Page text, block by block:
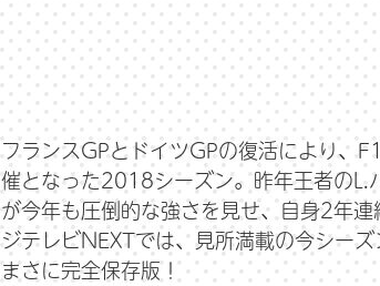
フランスGPとドイツGPの復活により、
催となった2018シーズン。昨年王者のL.
が今年も圧倒的な強さを見せ、自身2年
ジテレビNEXTでは、見所満載の今シー
まさに完全保存版！